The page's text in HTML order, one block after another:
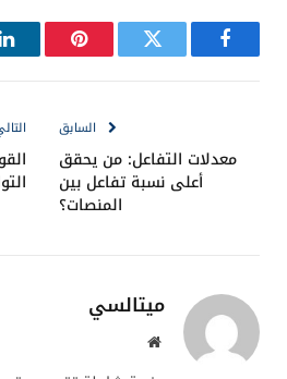
إذا كنت تخطط لإطلاق منتج أو
تُراعي هذه النقاط، مع متابعة
جمهورك المستهدف. فالنجاح في
يعتمد فقط على امتلاك
التفهم العميق لطبيعة المنصة
إنّ صعود تيك توك وريلز
موضة عابرة؛ بل هو نمط